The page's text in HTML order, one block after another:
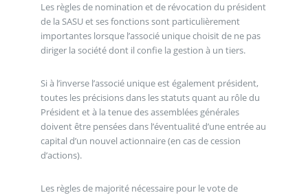
Les règles de nomination et de révocation du président
de la SASU et ses fonctions sont particulièrement
importantes lorsque l’associé unique choisit de ne pas
diriger la société dont il confie la gestion à un tiers.
Si à l’inverse l’associé unique est également président,
toutes les précisions dans les statuts quant au rôle du
Président et à la tenue des assemblées générales
doivent être pensées dans l’éventualité d’une entrée au
capital d’un nouvel actionnaire (en cas de cession
d’actions).
Les règles de majorité nécessaire pour le vote de